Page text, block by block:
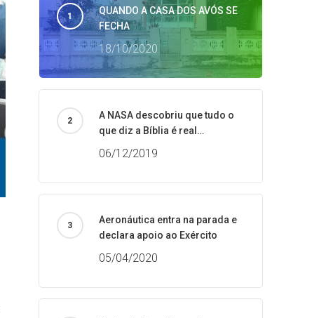
QUANDO A CASA DOS AVÓS SE
FECHA
18/10/2020
A NASA descobriu que tudo o
que diz a Bíblia é real…
06/12/2019
Aeronáutica entra na parada e
declara apoio ao Exército
05/04/2020